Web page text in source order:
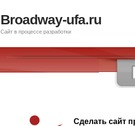
Broadway-ufa.ru
Сайт в процессе разработки
Сделать сайт